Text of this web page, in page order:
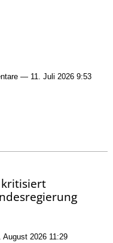
— 11. Juli 2026 9:53
kritisiert
2026 11:29